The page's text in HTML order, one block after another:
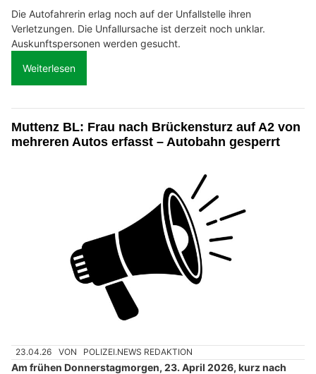
Die Autofahrerin erlag noch auf der Unfallstelle ihren
Verletzungen. Die Unfallursache ist derzeit noch unklar.
Auskunftspersonen werden gesucht.
Weiterlesen
Muttenz BL: Frau nach Brückensturz auf A2 von
mehreren Autos erfasst – Autobahn gesperrt
23.04.26 VON POLIZEI.NEWS REDAKTION
Am frühen Donnerstagmorgen, 23. April 2026, kurz nach